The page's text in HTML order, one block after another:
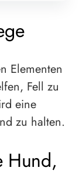
Elementen
Fell zu
eine
zu halten.
Hund,